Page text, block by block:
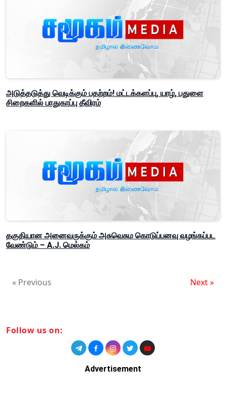
அடுத்தடுத்து வெடிக்கும் பதற்றம்! மட்டக்களப்பு, யாழ், பதுளை
சிறைகளில் பாதுகாப்பு தீவிரம்
தகுதியான அனைவருக்கும் அசுவெசும கொடுப்பனவு வழங்கப்பட
வேண்டும் – A.J. மெல்கம்
« Previous Next »
Follow us on:
Advertisement